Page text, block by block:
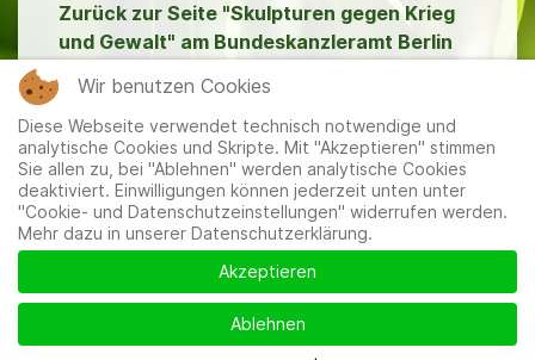
Zurück zur Seite "Skulpturen gegen Krieg
und Gewalt" am Bundeskanzleramt Berlin
Mitglieder|Impressum|Datenschutzerklärung|Cookie-
und Datenschutzeinstellungen
Wir benutzen Cookies
Diese Webseite verwendet technisch notwendige und
analytische Cookies und Skripte. Mit "Akzeptieren" stimmen
Sie allen zu, bei "Ablehnen" werden analytische Cookies
deaktiviert. Einwilligungen können jederzeit unten unter
"Cookie- und Datenschutzeinstellungen" widerrufen werden.
Mehr dazu in unserer Datenschutzerklärung.
Akzeptieren
Ablehnen